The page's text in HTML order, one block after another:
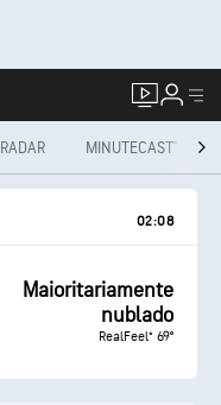
RADAR MINUTECAST®
02:08
Maioritariamente
nublado
RealFeel® 69°